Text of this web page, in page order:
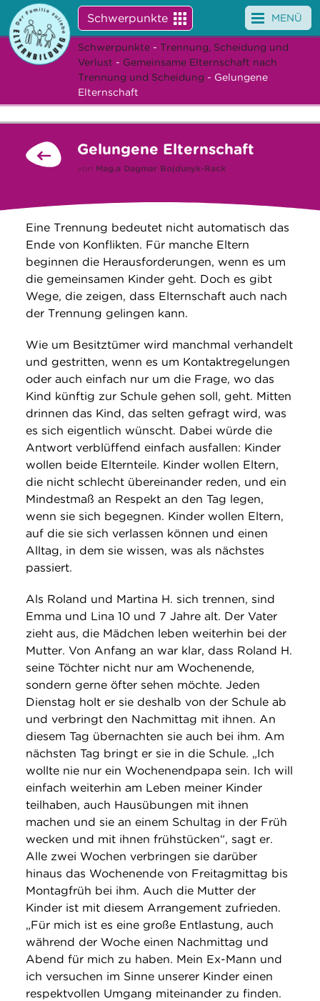
Schwerpunkte
Angebote
Veranstaltungen
News
Service
Suche
MENÜ
Schwerpunkte - Trennung, Scheidung und
Verlust - Gemeinsame Elternschaft nach
Trennung und Scheidung - Gelungene
Elternschaft
Gelungene Elternschaft
von Mag.a Dagmar Bojdunyk-Rack
Eine Trennung bedeutet nicht automatisch das
Ende von Konflikten. Für manche Eltern
beginnen die Herausforderungen, wenn es um
die gemeinsamen Kinder geht. Doch es gibt
Wege, die zeigen, dass Elternschaft auch nach
der Trennung gelingen kann.
Wie um Besitztümer wird manchmal verhandelt
und gestritten, wenn es um Kontaktregelungen
oder auch einfach nur um die Frage, wo das
Kind künftig zur Schule gehen soll, geht. Mitten
drinnen das Kind, das selten gefragt wird, was
es sich eigentlich wünscht. Dabei würde die
Antwort verblüffend einfach ausfallen: Kinder
wollen beide Elternteile. Kinder wollen Eltern,
die nicht schlecht übereinander reden, und ein
Mindestmaß an Respekt an den Tag legen,
wenn sie sich begegnen. Kinder wollen Eltern,
auf die sie sich verlassen können und einen
Alltag, in dem sie wissen, was als nächstes
passiert.
Als Roland und Martina H. sich trennen, sind
Emma und Lina 10 und 7 Jahre alt. Der Vater
zieht aus, die Mädchen leben weiterhin bei der
Mutter. Von Anfang an war klar, dass Roland H.
seine Töchter nicht nur am Wochenende,
sondern gerne öfter sehen möchte. Jeden
Dienstag holt er sie deshalb von der Schule ab
und verbringt den Nachmittag mit ihnen. An
diesem Tag übernachten sie auch bei ihm. Am
nächsten Tag bringt er sie in die Schule. „Ich
wollte nie nur ein Wochenendpapa sein. Ich will
einfach weiterhin am Leben meiner Kinder
teilhaben, auch Hausübungen mit ihnen
machen und sie an einem Schultag in der Früh
wecken und mit ihnen frühstücken“, sagt er.
Alle zwei Wochen verbringen sie darüber
hinaus das Wochenende von Freitagmittag bis
Montagfrüh bei ihm. Auch die Mutter der
Kinder ist mit diesem Arrangement zufrieden.
„Für mich ist es eine große Entlastung, auch
während der Woche einen Nachmittag und
Abend für mich zu haben. Mein Ex-Mann und
ich versuchen im Sinne unserer Kinder einen
respektvollen Umgang miteinander zu finden.